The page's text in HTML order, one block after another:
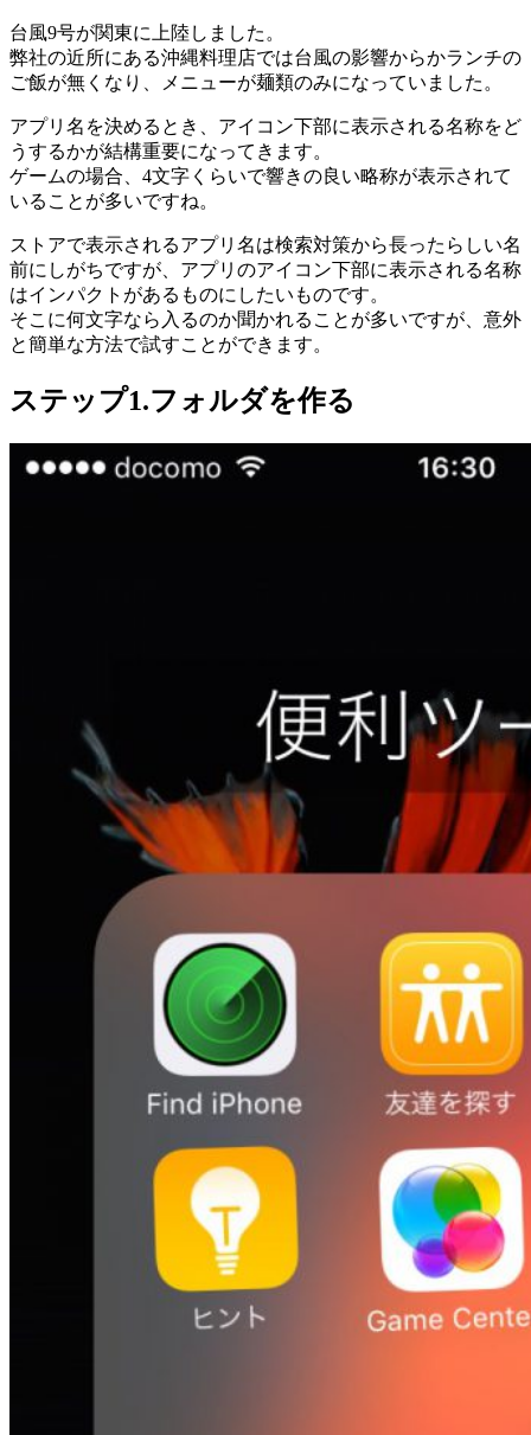
台風9号が関東に上陸しました。
弊社の近所にある沖縄料理店では台風の影響からかランチの
ご飯が無くなり、メニューが麺類のみになっていました。
アプリ名を決めるとき、アイコン下部に表示される名称をど
うするかが結構重要になってきます。
ゲームの場合、4文字くらいで響きの良い略称が表示されて
いることが多いですね。
ストアで表示されるアプリ名は検索対策から長ったらしい名
前にしがちですが、アプリのアイコン下部に表示される名称
はインパクトがあるものにしたいものです。
そこに何文字なら入るのか聞かれることが多いですが、意外
と簡単な方法で試すことができます。
ステップ1.フォルダを作る